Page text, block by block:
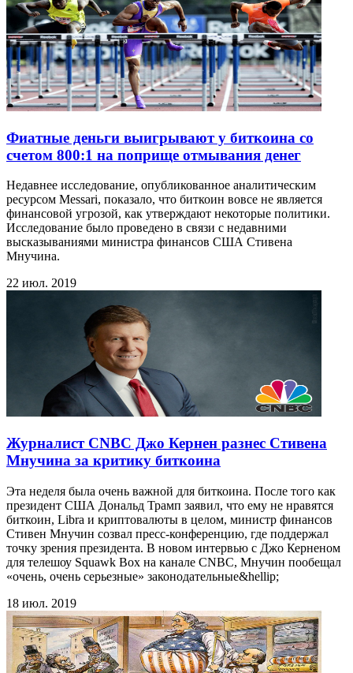
Фиатные деньги выигрывают у биткоина со
счетом 800:1 на поприще отмывания денег
Недавнее исследование, опубликованное аналитическим
ресурсом Messari, показало, что биткоин вовсе не является
финансовой угрозой, как утверждают некоторые политики.
Исследование было проведено в связи с недавними
высказываниями министра финансов США Стивена
Мнучина.
22 июл. 2019
Журналист CNBC Джо Кернен разнес Стивена
Мнучина за критику биткоина
Эта неделя была очень важной для биткоина. После того как
президент США Дональд Трамп заявил, что ему не нравятся
биткоин, Libra и криптовалюты в целом, министр финансов
Стивен Мнучин созвал пресс-конференцию, где поддержал
точку зрения президента. В новом интервью с Джо Керненом
для телешоу Squawk Box на канале CNBC, Мнучин пообещал
«очень, очень серьезные» законодательные&hellip;
18 июл. 2019